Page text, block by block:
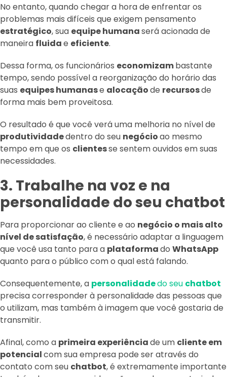
No entanto, quando chegar a hora de enfrentar os
problemas mais difíceis que exigem pensamento
estratégico, sua equipe humanaserá acionada de
maneira fluidae eficiente.
Dessa forma, os funcionários economizambastante
tempo, sendo possível a reorganização do horário das
suas equipes humanase alocaçãode recursosde
forma mais bem proveitosa.
O resultado é que você verá uma melhoria no nível de
produtividadedentro do seu negócioao mesmo
tempo em que os clientesse sentem ouvidos em suas
necessidades.
3. Trabalhe na voz e na
personalidade do seu chatbot
Para proporcionar ao cliente e ao negócio o mais alto
nível de satisfação, é necessário adaptar a linguagem
que você usa tanto para a plataformado WhatsApp
quanto para o público com o qual está falando.
Consequentemente, a personalidadedo seu chatbot
precisa corresponder à personalidade das pessoas que
o utilizam, mas também à imagem que você gostaria de
transmitir.
Afinal, como a primeira experiênciade um cliente em
potencialcom sua empresa pode ser através do
contato com seu chatbot, é extremamente importante